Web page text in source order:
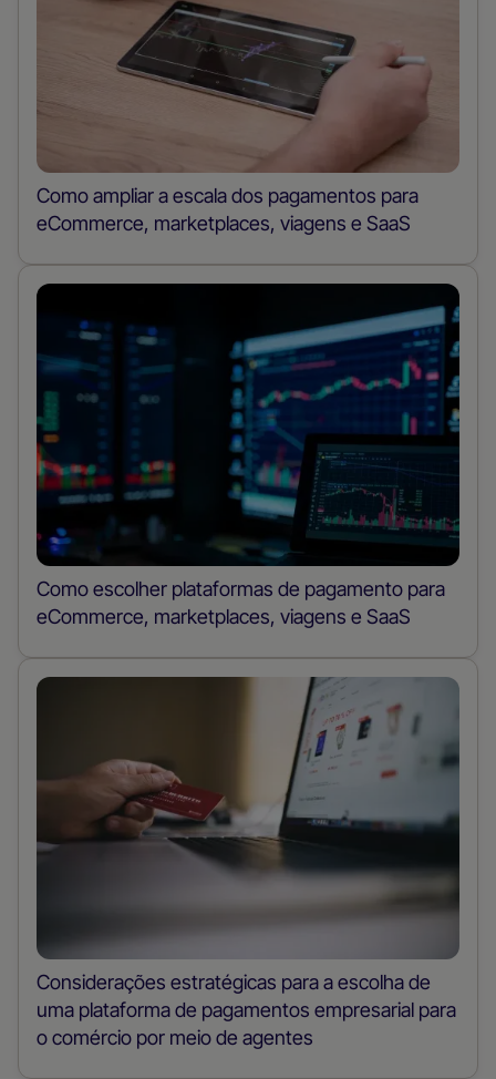
Como ampliar a escala dos pagamentos para
eCommerce, marketplaces, viagens e SaaS
Como escolher plataformas de pagamento para
eCommerce, marketplaces, viagens e SaaS
Considerações estratégicas para a escolha de
uma plataforma de pagamentos empresarial para
o comércio por meio de agentes